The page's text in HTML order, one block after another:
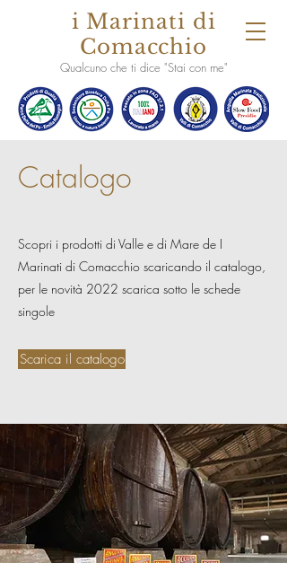
i Marinati di
Comacchio
Qualcuno che ti dice "Stai con me"
Catalogo
Scopri i prodotti di Valle e di Mare de I
Marinati di Comacchio scaricando il catalogo,
per le novità 2022 scarica sotto le schede
singole
Scarica il catalogo